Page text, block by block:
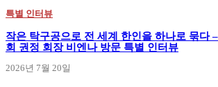
특별 인터뷰
작은 탁구공으로 전 세계 한인을 하나로 묶다
회 권정 회장 비엔나 방문 특별 인터뷰
2026년 7월 20일